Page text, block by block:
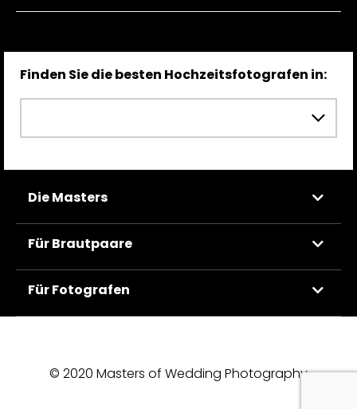
Finden Sie die besten Hochzeitsfotografen in:
Die Masters
Für Brautpaare
Für Fotografen
© 2020 Masters of Wedding Photography